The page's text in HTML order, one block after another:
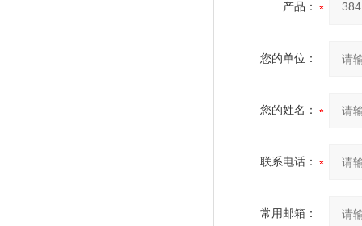
产品：
您的单位：
您的姓名：
联系电话：
常用邮箱：